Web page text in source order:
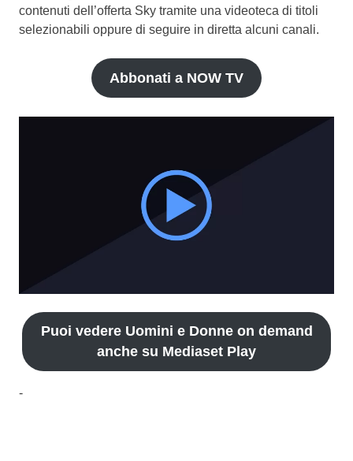
contenuti dell’offerta Sky tramite una videoteca di titoli
selezionabili oppure di seguire in diretta alcuni canali.
Abbonati a NOW TV
Puoi vedere Uomini e Donne on demand
anche su Mediaset Play
-